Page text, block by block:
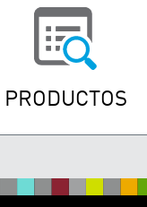
PRODUCTOS